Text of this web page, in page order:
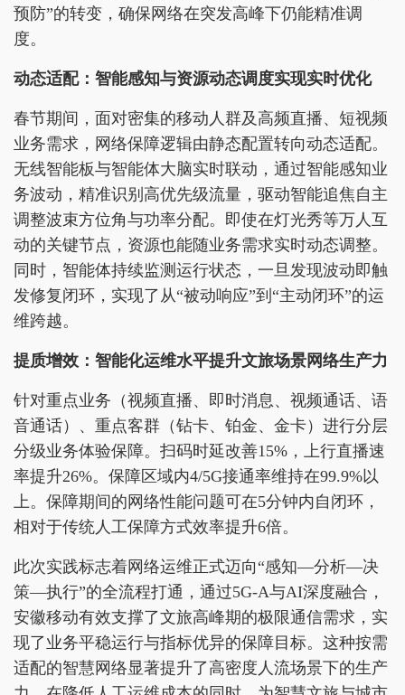
预防”的转变，确保网络在突发高峰下仍能精准调
度。
动态适配：智能感知与资源动态调度实现实时优化
春节期间，面对密集的移动人群及高频直播、短视频
业务需求，网络保障逻辑由静态配置转向动态适配。
无线智能板与智能体大脑实时联动，通过智能感知业
务波动，精准识别高优先级流量，驱动智能追焦自主
调整波束方位角与功率分配。即使在灯光秀等万人互
动的关键节点，资源也能随业务需求实时动态调整。
同时，智能体持续监测运行状态，一旦发现波动即触
发修复闭环，实现了从“被动响应”到“主动闭环”的运
维跨越。
提质增效：智能化运维水平提升文旅场景网络生产力
针对重点业务（视频直播、即时消息、视频通话、语
音通话）、重点客群（钻卡、铂金、金卡）进行分层
分级业务体验保障。扫码时延改善15%，上行直播速
率提升26%。保障区域内4/5G接通率维持在99.9%以
上。保障期间的网络性能问题可在5分钟内自闭环，
相对于传统人工保障方式效率提升6倍。
此次实践标志着网络运维正式迈向“感知—分析—决
策—执行”的全流程打通，通过5G-A与AI深度融合，
安徽移动有效支撑了文旅高峰期的极限通信需求，实
现了业务平稳运行与指标优异的保障目标。这种按需
适配的智慧网络显著提升了高密度人流场景下的生产